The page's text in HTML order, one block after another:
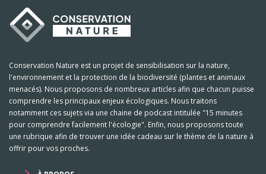
Conservation Nature est un projet de sensibilisation sur la nature,
l'environnement et la protection de la biodiversité (plantes et animaux
menacés). Nous proposons de nombreux articles afin que chacun puisse
comprendre les principaux enjeux écologiques. Nous traitons
notamment ces sujets via une chaine de podcast intitulée "15 minutes
pour comprendre facilement l'écologie". Enfin, nous proposons toute
une rubrique afin de trouver une idée cadeau sur le thème de la nature à
offrir pour vos proches.